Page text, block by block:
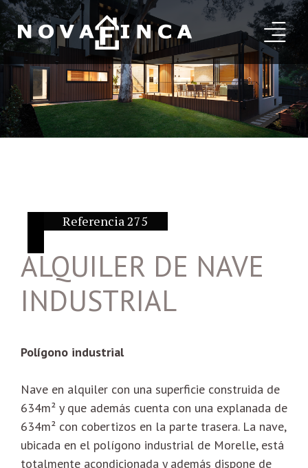
Referencia 275
ALQUILER DE NAVE
INDUSTRIAL
Polígono industrial
Nave en alquiler con una superficie construida de
634m² y que además cuenta con una explanada de
634m² con cobertizos en la parte trasera. La nave,
ubicada en el polígono industrial de Morelle, está
totalmente acondicionada y además dispone de